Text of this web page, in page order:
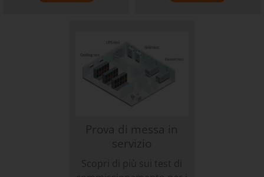
Prova di messa in
servizio
Scopri di più sui test di